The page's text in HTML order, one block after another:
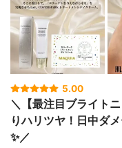
5.00
＼【最注目ブライト
りハリツヤ！日中ダ
✨／